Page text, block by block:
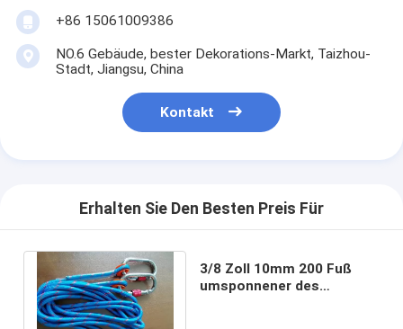
+86 15061009386
NO.6 Gebäude, bester Dekorations-Markt, Taizhou-
Stadt, Jiangsu, China
Kontakt
Erhalten Sie Den Besten Preis Für
3/8 Zoll 10mm 200 Fuß
umsponnener des